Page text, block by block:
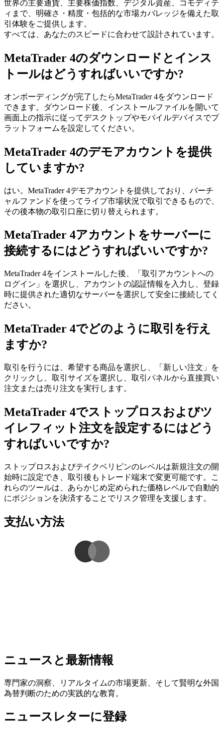
世界の主要通貨、主要株価指数、デジタル資産、コモディテ
ィまで、明確さ・精度・包括的な市場カバレッジを備えた取
引体験をご提供します。
すべては、あなたのスピードに合わせて設計されています。
MetaTrader 4のダウンロードとインス
トールはどうすればいいですか?
オンボーディングが完了したらMetaTrader 4をダウンロード
できます。ダウンロード後、インストールファイルを開いて
画面上の指示に従ってデスクトップやモバイルデバイスでプ
ラットフォームを設定してください。
MetaTrader 4のデモアカウントを提供
していますか?
はい。MetaTrader 4デモアカウントを提供しており、バーチ
ャルファンドを使ってライブ市場状況で取引できるもので、
その後本物の取引口座に切り替えられます。
MetaTrader 4アカウントをサーバーに
接続するにはどうすればいいですか?
MetaTrader 4をインストールした後、「取引アカウントへの
ログイン」を選択し、アカウントの認証情報を入力し、登録
時に提供された適切なサーバーを選択して安全に接続してく
ださい。
MetaTrader 4でどのように取引を行え
ますか?
取引を行うには、希望する商品を選択し、「新しい注文」を
クリックし、取引サイズを選択し、取引パネルから直接買い
注文または売り注文を実行します。
MetaTrader 4でストップロスおよびツ
イレフィット注文を設定するにはどう
すればいいですか?
ストップロスおよびテイクベリピンのレベルは新規注文の開
始時に設定でき、取引後もトレード端末で変更可能です。こ
れらのツールは、あらかじめ定められた価格レベルで自動的
にポジションを決済することでリスク管理を支援します。
支払い方法
ニュースと最新情報
専門家の洞察、リアルタイムの市場更新、そして賢明な外国
為替判断のための実践的な教育。
ニュースレターに登録